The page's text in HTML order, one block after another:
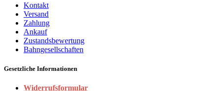
Kontakt
Versand
Zahlung
Ankauf
Zustandsbewertung
Bahngesellschaften
Gesetzliche Informationen
Widerrufsformular